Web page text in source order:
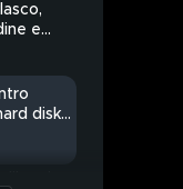
e
disk